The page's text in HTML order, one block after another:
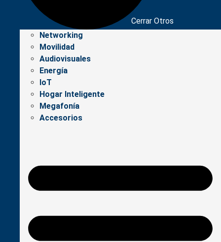
Cerrar Otros
Networking
Movilidad
Audiovisuales
Energía
IoT
Hogar Inteligente
Megafonía
Accesorios